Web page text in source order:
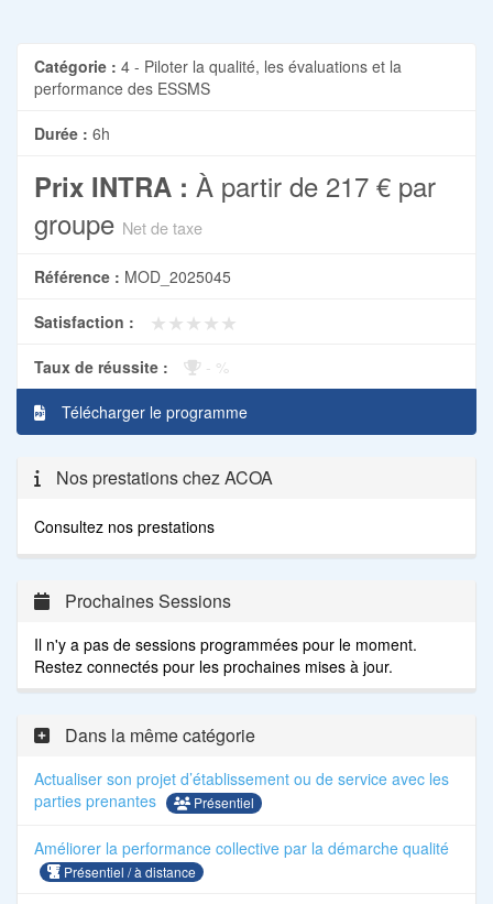
Catégorie : 4 - Piloter la qualité, les évaluations et la
performance des ESSMS
Durée : 6h
Prix INTRA : À partir de 217 € par
groupe Net de taxe
Référence : MOD_2025045
Satisfaction : ★★★★★
★★★★★
Taux de réussite : - %
Télécharger le programme
Nos prestations chez ACOA
Consultez nos prestations
Prochaines Sessions
Il n'y a pas de sessions programmées pour le moment.
Restez connectés pour les prochaines mises à jour.
Dans la même catégorie
Actualiser son projet d’établissement ou de service avec les
parties prenantes
Présentiel
Améliorer la performance collective par la démarche qualité
Présentiel / à distance